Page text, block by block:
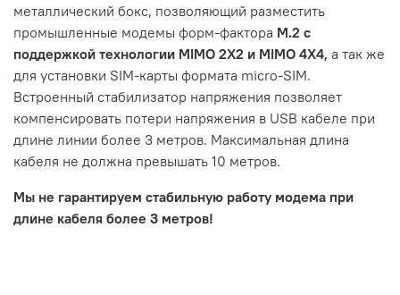
металлический бокс, позволяющий разместить
промышленные модемы форм-фактора M.2 с
поддержкой технологии MIMO 2X2 и MIMO 4X4, а так же
для установки SIM-карты формата micro-SIM.
Встроенный стабилизатор напряжения позволяет
компенсировать потери напряжения в USB кабеле при
длине линии более 3 метров. Максимальная длина
кабеля не должна превышать 10 метров.
Мы не гарантируем стабильную работу модема при
длине кабеля более 3 метров!